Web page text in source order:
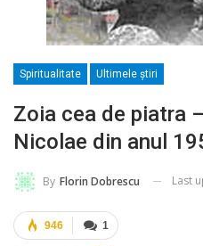
Spiritualitate Ultimele ştiri
Zoia cea de piatra
Nicolae din anul
By Florin Dobrescu Last
1
946